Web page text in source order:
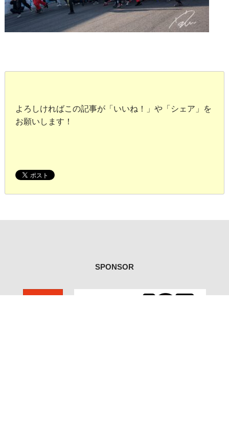
よろしければこの記事が「いいね！」や「シェア」を
お願いします！
SPONSOR